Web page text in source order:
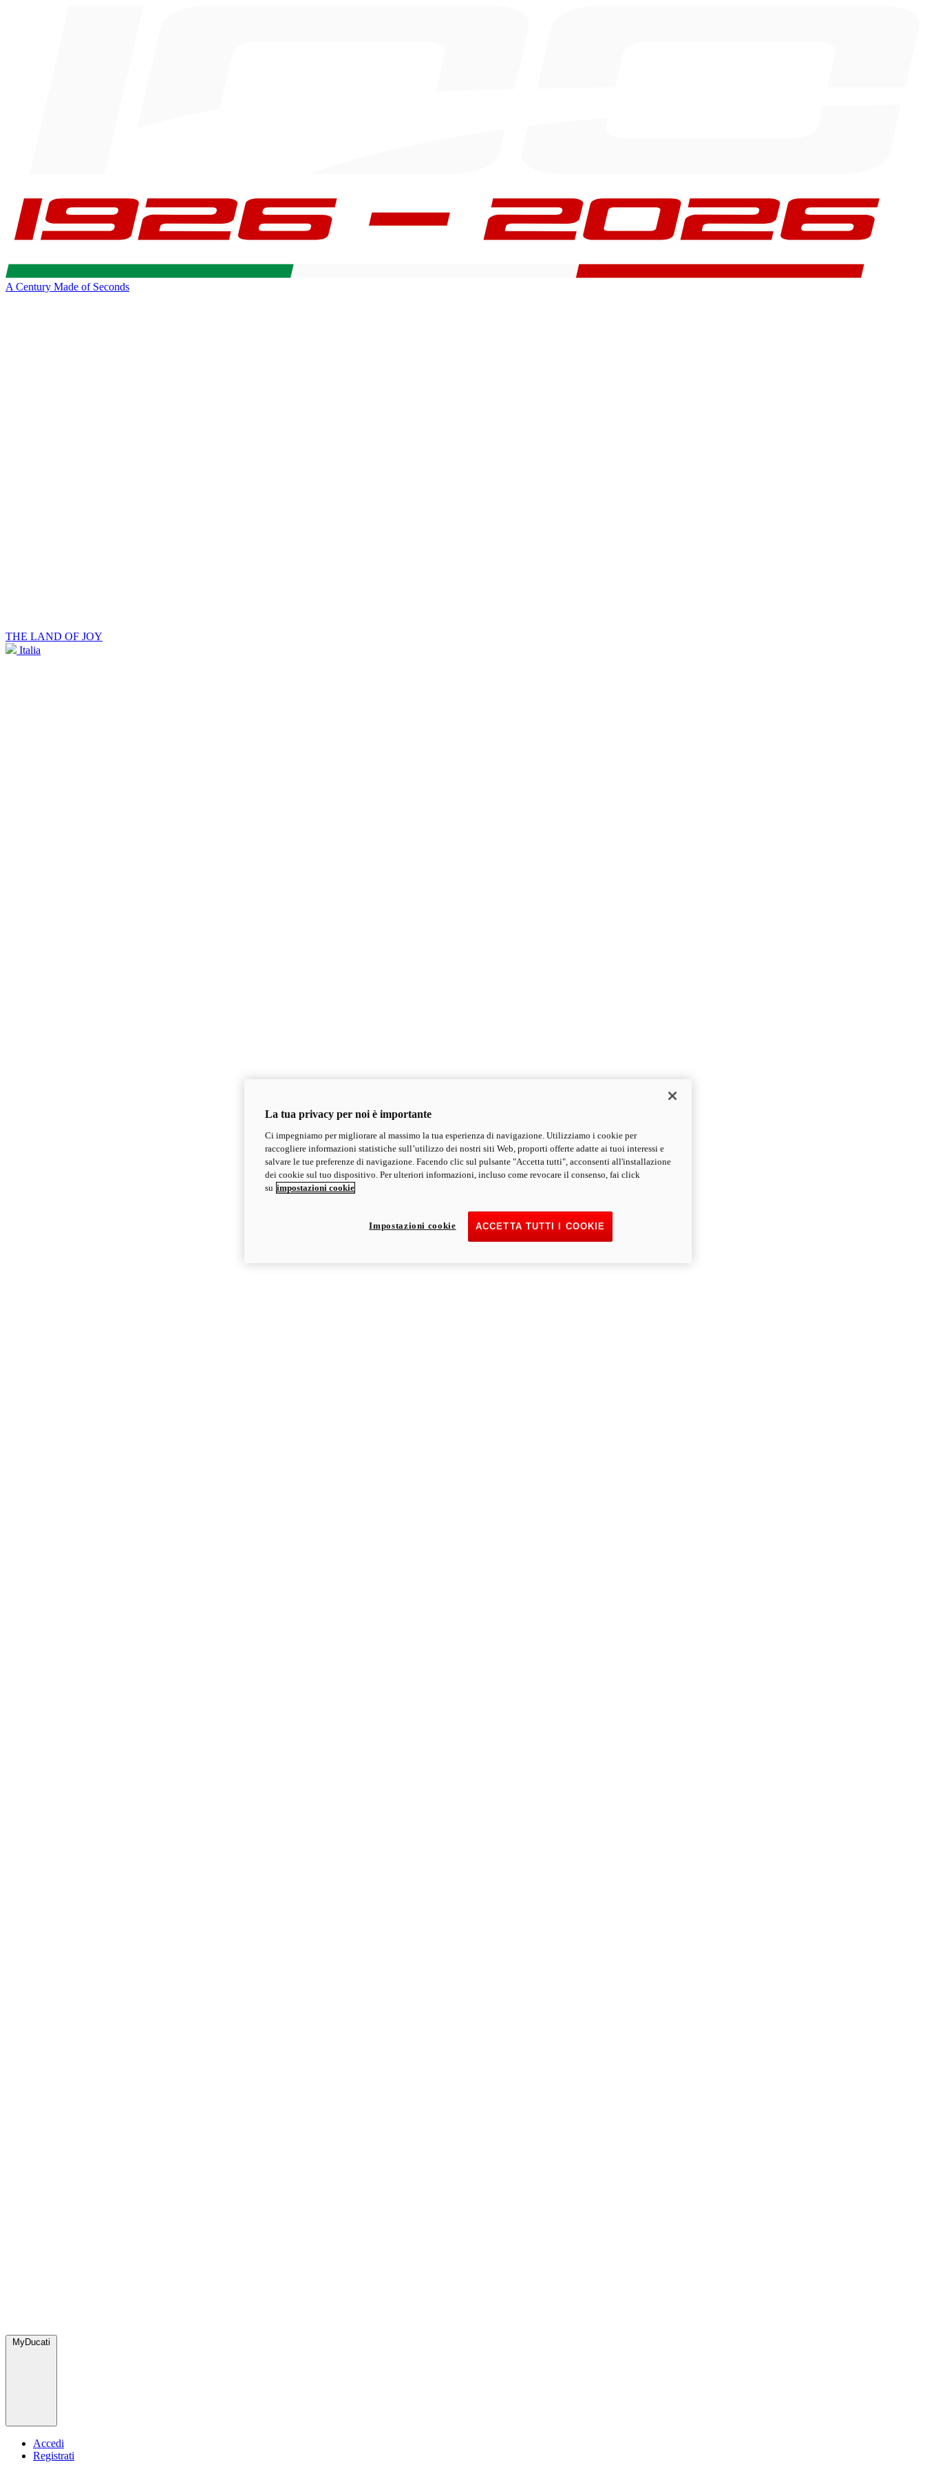
A Century Made of Seconds
THE LAND OF JOY
Italia
MyDucati
Accedi
Registrati
La tua privacy per noi è importante
Ci impegniamo per migliorare al massimo la tua esperienza di navigazione. Utilizziamo i cookie per
raccogliere informazioni statistiche sull’utilizzo dei nostri siti Web, proporti offerte adatte ai tuoi interessi e
salvare le tue preferenze di navigazione. Facendo clic sul pulsante "Accetta tutti", acconsenti all'installazione
dei cookie sul tuo dispositivo. Per ulteriori informazioni, incluso come revocare il consenso, fai click
su impostazioni cookie
ACCETTA TUTTI I COOKIE
Impostazioni cookie